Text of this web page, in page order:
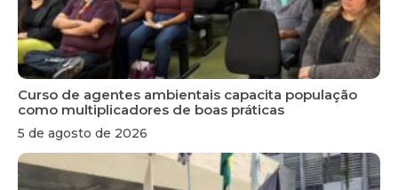
Curso de agentes ambientais capacita população
como multiplicadores de boas práticas
5 de agosto de 2026